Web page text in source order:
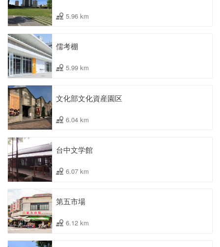
5.96 km
儒考棚
5.99 km
文化部文化資産園区
6.04 km
台中文学館
6.07 km
第五市場
6.12 km